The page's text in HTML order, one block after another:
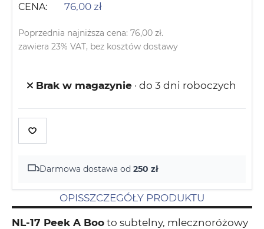
CENA: 76,00 zł
Poprzednia najniższa cena: 76,00 zł.
zawiera 23% VAT, bez kosztów dostawy
Brak w magazynie · do 3 dni roboczych
Darmowa dostawa od 250 zł
OPISSZCZEGÓŁY PRODUKTU
NL-17 Peek A Boo to subtelny, mlecznoróżowy